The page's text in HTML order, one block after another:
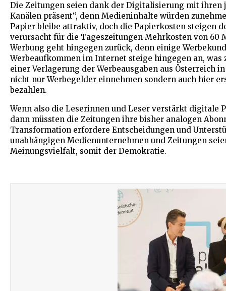
Die Zeitungen seien dank der Digitalisierung mit
Kanälen präsent“, denn Medieninhalte würden
Papier bleibe attraktiv, doch die Papierkosten steigen
verursacht für die Tageszeitungen Mehrkosten von 60
Werbung geht hingegen zurück, denn einige
Werbeaufkommen im Internet steige hingegen an,
einer Verlagerung der Werbeausgaben aus Österreich
nicht nur Werbegelder einnehmen sondern auch hier
bezahlen.
Wenn also die Leserinnen und Leser verstärkt digitale
dann müssten die Zeitungen ihre bisher analogen
Transformation erfordere Entscheidungen und
unabhängigen Medienunternehmen und Zeitungen
Meinungsvielfalt, somit der Demokratie.